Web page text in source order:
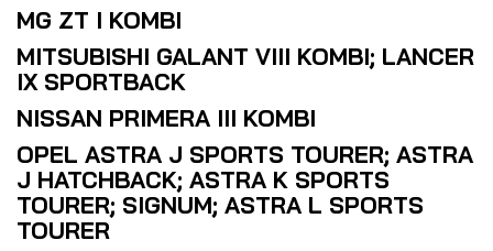
MG ZT I KOMBI
MITSUBISHI GALANT VIII KOMBI; LANCER
IX SPORTBACK
NISSAN PRIMERA III KOMBI
OPEL ASTRA J SPORTS TOURER; ASTRA
J HATCHBACK; ASTRA K SPORTS
TOURER; SIGNUM; ASTRA L SPORTS
TOURER